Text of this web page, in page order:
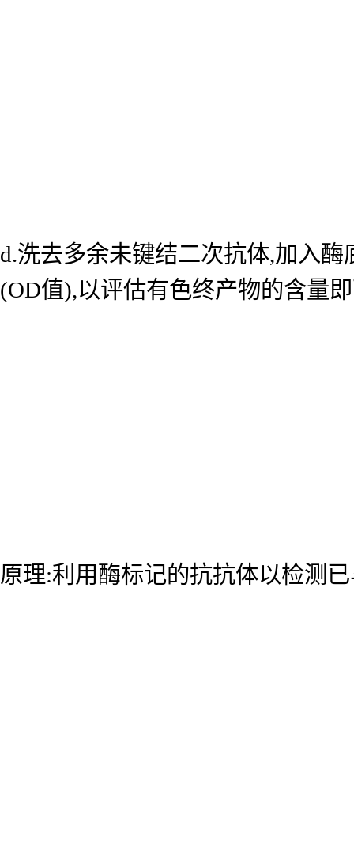
d.洗去多余未键结二次抗体,加入
(OD值),以评估有色终产物的含量
原理:利用酶标记的抗抗体以检测